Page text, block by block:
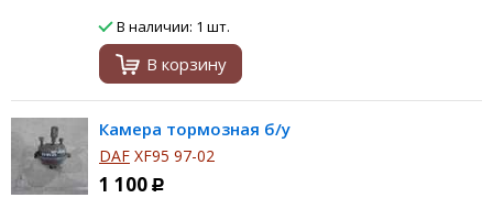
В наличии: 1 шт.
В корзину
Камера тормозная б/у
DAF XF95 97-02
1 100 Р